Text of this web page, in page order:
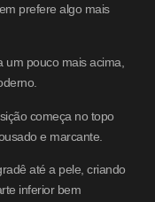
prefere algo mais
pouco mais acima,
começa no topo
e marcante.
até a pele, criando
inferior bem